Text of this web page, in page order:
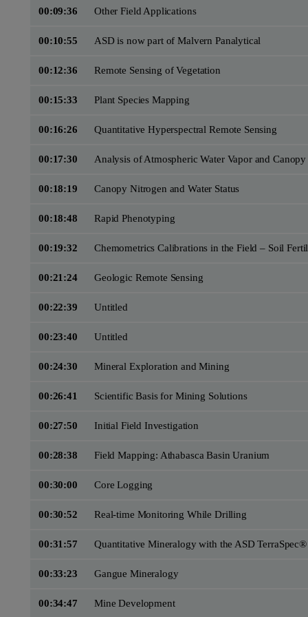
00:09:36 Other Field Applications
00:10:55 ASD is now part of Malvern Panalytical
00:12:36 Remote Sensing of Vegetation
00:15:33 Plant Species Mapping
00:16:26 Quantitative Hyperspectral Remote Sensing
00:17:30 Analysis of Atmospheric Water Vapor and Canopy
00:18:19 Canopy Nitrogen and Water Status
00:18:48 Rapid Phenotyping
00:19:32 Chemometrics Calibrations in the Field – Soil
00:21:24 Geologic Remote Sensing
00:22:39 Untitled
00:23:40 Untitled
00:24:30 Mineral Exploration and Mining
00:26:41 Scientific Basis for Mining Solutions
00:27:50 Initial Field Investigation
00:28:38 Field Mapping: Athabasca Basin Uranium
00:30:00 Core Logging
00:30:52 Real-time Monitoring While Drilling
00:31:57 Quantitative Mineralogy with the ASD
00:33:23 Gangue Mineralogy
00:34:47 Mine Development